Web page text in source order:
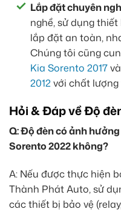
Lắp đặt chuyên
nghề, sử dụng
lắp đặt an toàn,
Chúng tôi cũng
Kia Sorento 2017và
2012với chất
Hỏi & Đáp về Độ
Q: Độ đèn có ảnh
Sorento 2022 không?
A: Nếu được thực hiện
Thành Phát Auto, sử
các thiết bị bảo vệ